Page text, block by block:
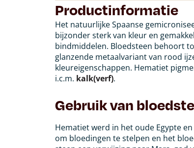
Productinformatie
Het natuurlijke Spaanse
bijzonder sterk van kleur en
bindmiddelen. Bloedsteen behoort
glanzende metaalvariant van rood
kleureigenschappen. Hematiet
i.c.m. kalk(verf).
Gebruik van
Hematiet werd in het oude Egypte
om bloedingen te stelpen en het